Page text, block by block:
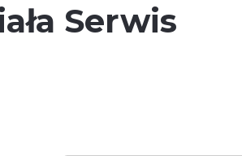
Serwis